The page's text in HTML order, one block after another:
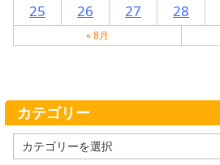
25
26 27 28
« 8月
カテゴリー
テ